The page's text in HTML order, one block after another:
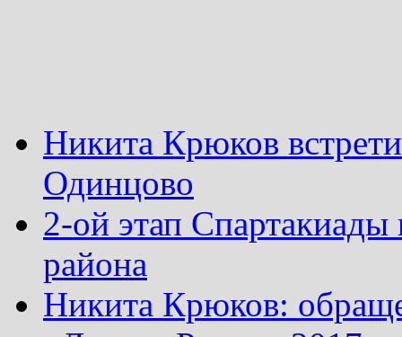
Никита Крюков
Одинцово
2-ой этап
района
Никита Крюков: